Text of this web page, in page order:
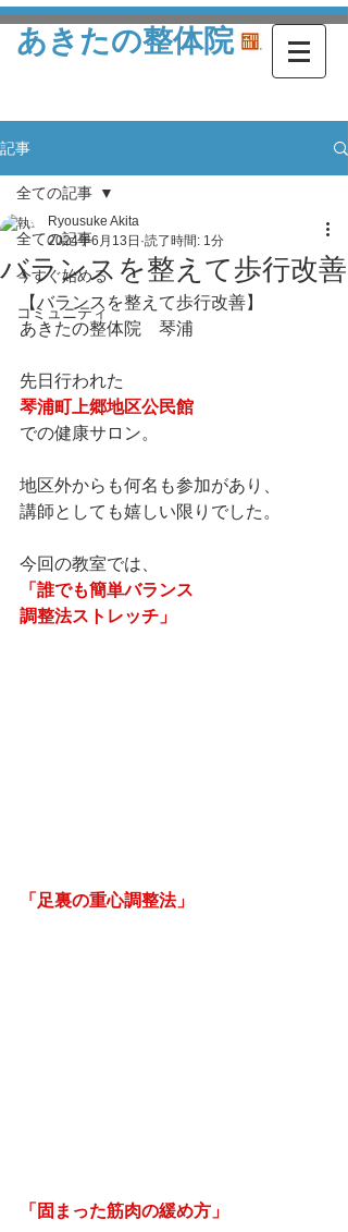
あきたの整体院
記事
全ての記事
今すぐ始める
コミュニティ
全ての記事
バランスを整えて歩行改善
Ryousuke Akita
2024年6月13日 読了時間: 1分
【バランスを整えて歩行改善】
あきたの整体院　琴浦
先日行われた
琴浦町上郷地区公民館
での健康サロン。
地区外からも何名も参加があり、
講師としても嬉しい限りでした。
今回の教室では、
「誰でも簡単バランス
調整法ストレッチ」
「足裏の重心調整法」
「固まった筋肉の緩め方」